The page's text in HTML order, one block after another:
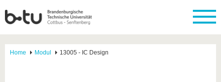
Home Modul 13005 - IC Design